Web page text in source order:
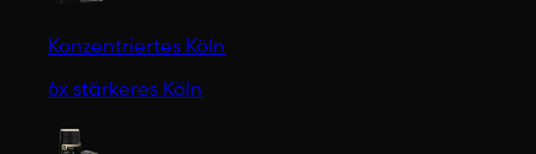
Konzentriertes Köln
6x stärkeres Köln